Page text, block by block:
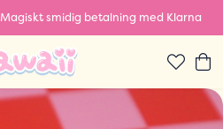
Magiskt smidig betalning med Klarna